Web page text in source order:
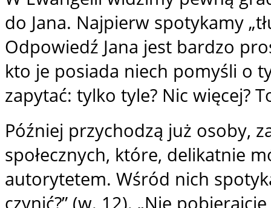
do Jana. Najpierw spotykamy
Odpowiedź Jana jest bardzo
kto je posiada niech pomyśli o
zapytać: tylko tyle? Nic więcej?
Później przychodzą już osoby,
społecznych, które, delikatnie
autorytetem. Wśród nich